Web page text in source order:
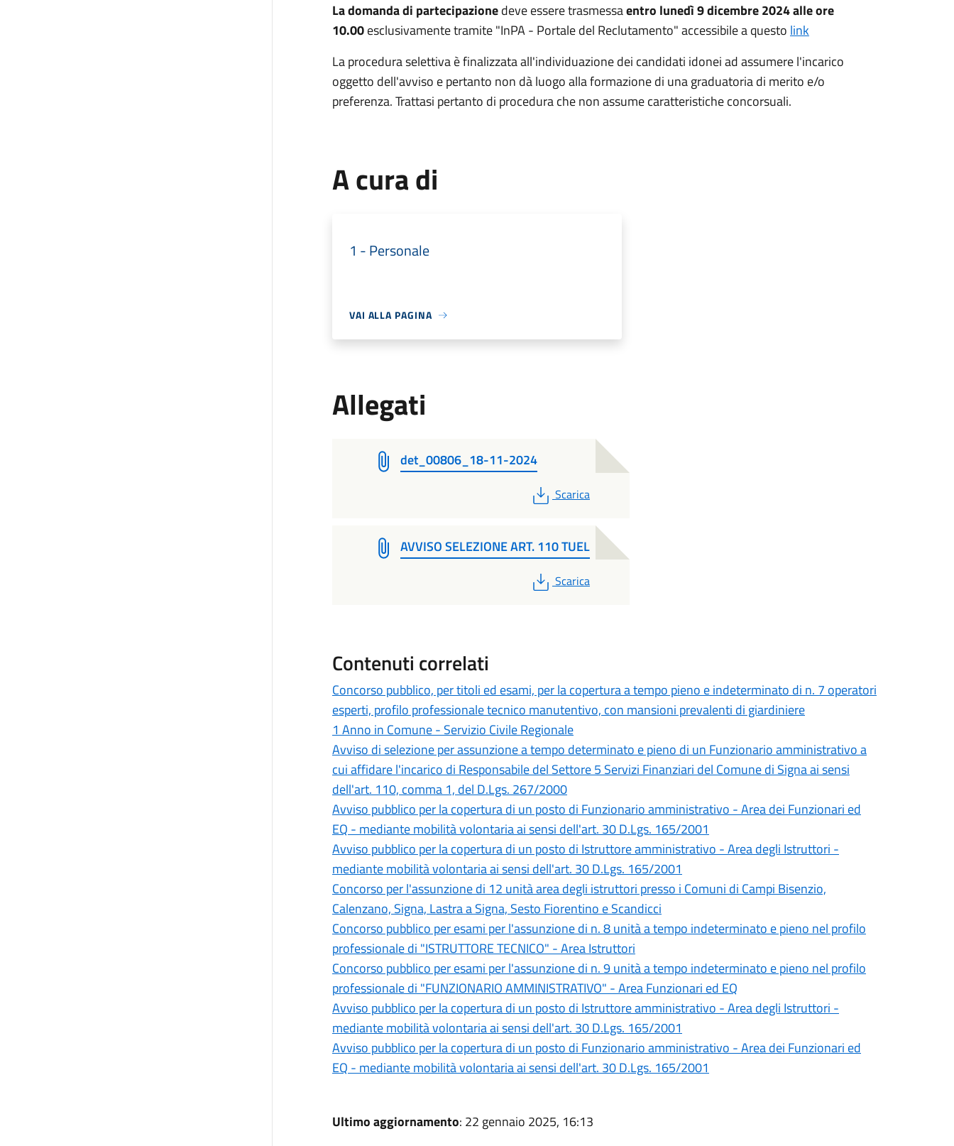
La domanda di partecipazionedeve essere trasmessaentro lunedì 9 dicembre 2024 alle ore
10.00esclusivamente tramite "InPA - Portale del Reclutamento" accessibile a questo link
La procedura selettiva è finalizzata all'individuazione dei candidati idonei ad assumere l'incarico
oggetto dell'avviso e pertanto non dà luogo alla formazione di una graduatoria di merito e/o
preferenza. Trattasi pertanto di procedura che non assume caratteristiche concorsuali.
A cura di
1 - Personale
VAI ALLA PAGINA
Allegati
det_00806_18-11-2024
PDF
Scarica
AVVISO SELEZIONE ART. 110 TUEL
PDF
Scarica
Contenuti correlati
Concorso pubblico, per titoli ed esami, per la copertura a tempo pieno e indeterminato di n. 7 operatori
esperti, profilo professionale tecnico manutentivo, con mansioni prevalenti di giardiniere
1 Anno in Comune - Servizio Civile Regionale
Avviso di selezione per assunzione a tempo determinato e pieno di un Funzionario amministrativo a
cui affidare l'incarico di Responsabile del Settore 5 Servizi Finanziari del Comune di Signa ai sensi
dell'art. 110, comma 1, del D.Lgs. 267/2000
Avviso pubblico per la copertura di un posto di Funzionario amministrativo - Area dei Funzionari ed
EQ - mediante mobilità volontaria ai sensi dell'art. 30 D.Lgs. 165/2001
Avviso pubblico per la copertura di un posto di Istruttore amministrativo - Area degli Istruttori -
mediante mobilità volontaria ai sensi dell'art. 30 D.Lgs. 165/2001
Concorso per l'assunzione di 12 unità area degli istruttori presso i Comuni di Campi Bisenzio,
Calenzano, Signa, Lastra a Signa, Sesto Fiorentino e Scandicci
Concorso pubblico per esami per l'assunzione di n. 8 unità a tempo indeterminato e pieno nel profilo
professionale di "ISTRUTTORE TECNICO" - Area Istruttori
Concorso pubblico per esami per l'assunzione di n. 9 unità a tempo indeterminato e pieno nel profilo
professionale di "FUNZIONARIO AMMINISTRATIVO" - Area Funzionari ed EQ
Avviso pubblico per la copertura di un posto di Istruttore amministrativo - Area degli Istruttori -
mediante mobilità volontaria ai sensi dell'art. 30 D.Lgs. 165/2001
Avviso pubblico per la copertura di un posto di Funzionario amministrativo - Area dei Funzionari ed
EQ - mediante mobilità volontaria ai sensi dell'art. 30 D.Lgs. 165/2001
Ultimo aggiornamento: 22 gennaio 2025, 16:13